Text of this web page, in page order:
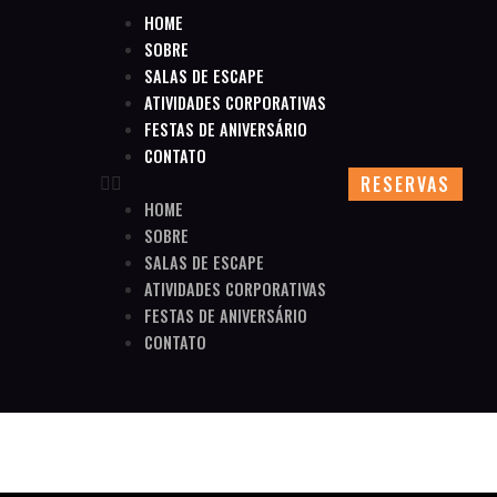
HOME
SOBRE
SALAS DE ESCAPE
ATIVIDADES CORPORATIVAS
FESTAS DE ANIVERSÁRIO
CONTATO
HOME
SOBRE
SALAS DE ESCAPE
ATIVIDADES CORPORATIVAS
FESTAS DE ANIVERSÁRIO
CONTATO
RESERVAS